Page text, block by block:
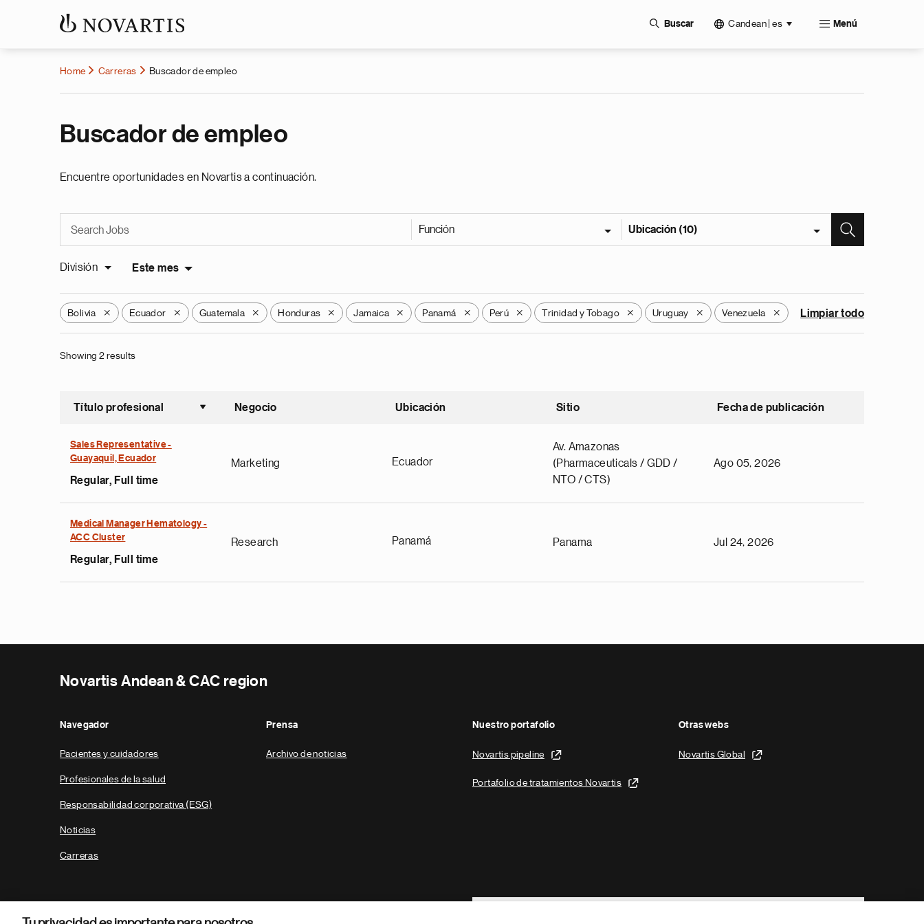
Buscar Candean | es Menú
Home Carreras Buscador de empleo
Buscador de empleo
Encuentre oportunidades en Novartis a continuación.
Función Ubicación (10)
División Este mes
Bolivia X Ecuador X Guatemala X Honduras X Jamaica X Panamá X Perú X Trinidad y Tobago X Uruguay X Venezuela X Limpiar todo
Showing 2 results
Título profesional
Ordenar ascendente
Negocio Ubicación Sitio Fecha de publicación
Sales Representative -
Guayaquil, Ecuador
Regular, Full time
Marketing Ecuador
Av. Amazonas
(Pharmaceuticals / GDD /
NTO / CTS)
Ago 05, 2026
Medical Manager Hematology -
ACC Cluster
Regular, Full time
Research Panamá Panama Jul 24, 2026
Novartis Andean & CAC region
Navegador
Pacientes y cuidadores
Profesionales de la salud
Responsabilidad corporativa (ESG)
Noticias
Carreras
Prensa
Archivo de noticias
Nuestro portafolio
Novartis pipeline
Portafolio de tratamientos Novartis
Otras webs
Novartis Global
Footer Site Search